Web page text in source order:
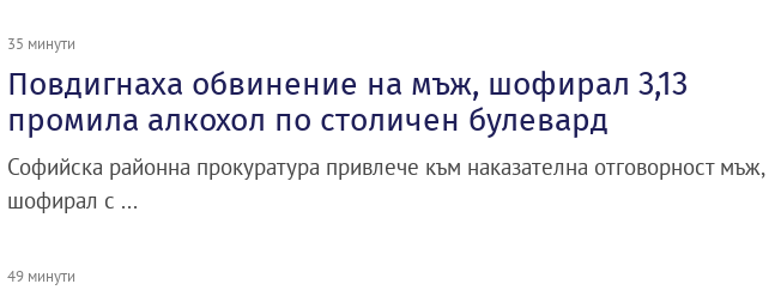
35 минути
Повдигнаха обвинение на мъж, шофирал 3,13
промила алкохол по столичен булевард
Софийска районна прокуратура привлече към наказателна отговорност мъж,
шофирал с ...
49 минути